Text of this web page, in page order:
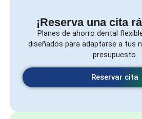
¡Reserva una cita
Planes de ahorro dental
diseñados para adaptarse a tus
presupuesto.
Reservar cita